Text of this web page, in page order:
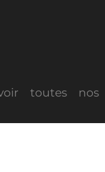
toutes nos